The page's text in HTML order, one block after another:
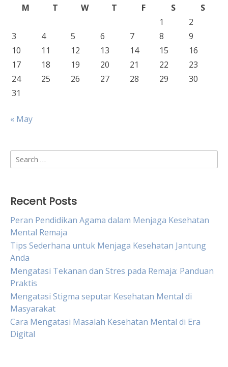
M
T W T F S
S
1
2
3
4 5 6 7 8
9
10
11 12 13 14 15
16
17
18 19 20 21 22
23
24
25 26 27 28 29
30
31
« May
Search
for:
Recent Posts
Peran Pendidikan Agama dalam Menjaga Kesehatan
Mental Remaja
Tips Sederhana untuk Menjaga Kesehatan Jantung
Anda
Mengatasi Tekanan dan Stres pada Remaja: Panduan
Praktis
Mengatasi Stigma seputar Kesehatan Mental di
Masyarakat
Cara Mengatasi Masalah Kesehatan Mental di Era
Digital